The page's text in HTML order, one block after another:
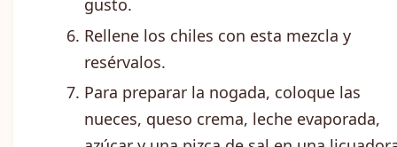
gusto.
Rellene los chiles con esta mezcla y
resérvalos.
Para preparar la nogada, coloque las
nueces, queso crema, leche evaporada,